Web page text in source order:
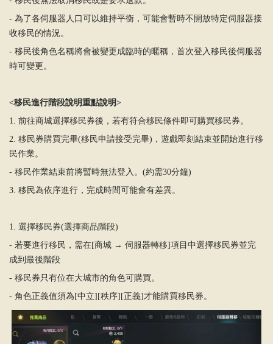
- 為了各伺服器人口可以維持平衡，可能會暫時不開放特定伺服器接
收移民的情況。
- 移民後角色名稱將會被變更成臨時的暱稱，首次登入移民後伺服器
時可變更。
<移民進行階段說明重點說明>
1. 前往商城選擇移民券後，若有符合移民條件即可購買移民券。
2. 移民券購買完畢(移民申請接受完畢) ，遊戲即刻結束並開始進行移
民作業。
- 移民作業結束前將暫時無法登入。 (約需30分鐘)
3. 移民為依序進行，完成時間可能會有差異。
1. 選擇移民券(選擇商品階段)
- 若要進行移民，需在[商城→ 伺服器轉移]項目中選擇移民券並完
成到最後階段
- 移民券只有位在大城市的角色可購買。
- 角色正義值須為 [中立][秩序][正義] 才能購買移民券。